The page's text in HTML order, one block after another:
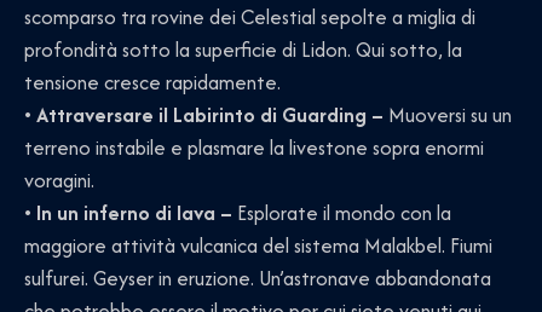
scomparso tra rovine dei Celestial sepolte a miglia di
profondità sotto la superficie di Lidon. Qui sotto, la
tensione cresce rapidamente.
• Attraversare il Labirinto di Guarding – Muoversi su un
terreno instabile e plasmare la livestone sopra enormi
voragini.
• In un inferno di lava – Esplorate il mondo con la
maggiore attività vulcanica del sistema Malakbel. Fiumi
sulfurei. Geyser in eruzione. Un’astronave abbandonata